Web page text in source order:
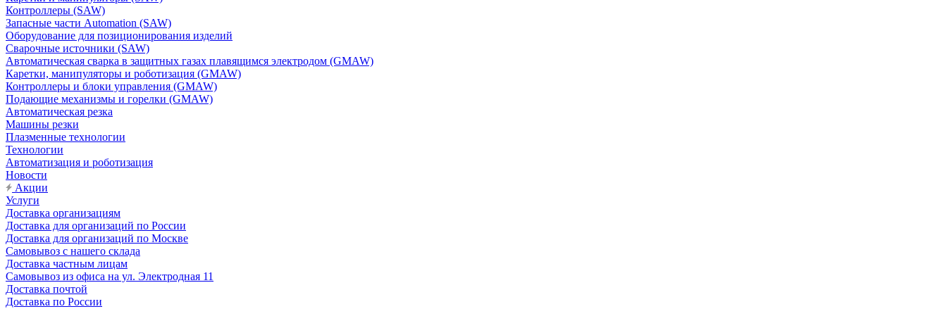
Контроллеры (SAW)
Запасные части Automation (SAW)
Оборудование для позиционирования изделий
Сварочные источники (SAW)
Автоматическая сварка в защитных газах плавящимся электродом (GMAW)
Каретки, манипуляторы и роботизация (GMAW)
Контроллеры и блоки управления (GMAW)
Подающие механизмы и горелки (GMAW)
Автоматическая резка
Машины резки
Плазменные технологии
Технологии
Автоматизация и роботизация
Новости
Акции
Услуги
Доставка организациям
Доставка для организаций по России
Доставка для организаций по Москве
Самовывоз с нашего склада
Доставка частным лицам
Самовывоз из офиса на ул. Электродная 11
Доставка почтой
Доставка по России